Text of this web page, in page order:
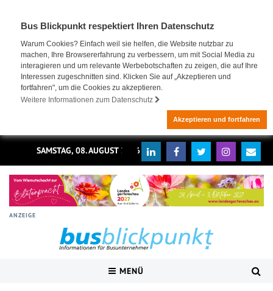
Bus Blickpunkt respektiert Ihren Datenschutz
Warum Cookies? Einfach weil sie helfen, die Website nutzbar zu
machen, Ihre Browsererfahrung zu verbessern, um mit Social Media zu
interagieren und um relevante Werbebotschaften zu zeigen, die auf Ihre
Interessen zugeschnitten sind. Klicken Sie auf „Akzeptieren und
fortfahren", um die Cookies zu akzeptieren.
Weitere Informationen zum Datenschutz
Akzeptieren und fortfahren
SAMSTAG, 08. AUGUST 2026
ANZEIGE
MENÜ